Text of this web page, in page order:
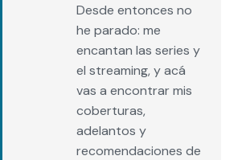
Desde entonces no
he parado: me
encantan las series y
el streaming, y acá
vas a encontrar mis
coberturas,
adelantos y
recomendaciones de